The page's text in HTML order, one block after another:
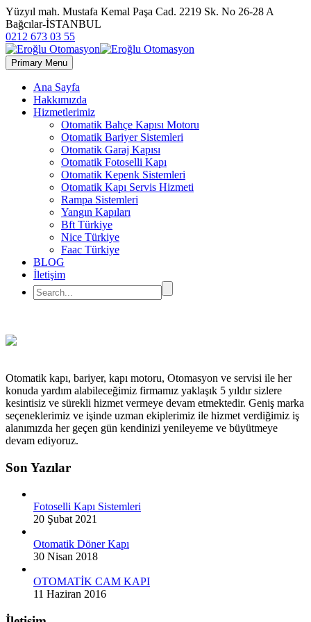
Yüzyıl mah. Mustafa Kemal Paşa Cad. 2219 Sk. No 26-28 A
Bağcılar-İSTANBUL
0212 673 03 55
Primary Menu
Ana Sayfa
Hakkımızda
Hizmetlerimiz
Otomatik Bahçe Kapısı Motoru
Otomatik Bariyer Sistemleri
Otomatik Garaj Kapısı
Otomatik Fotoselli Kapı
Otomatik Kepenk Sistemleri
Otomatik Kapı Servis Hizmeti
Rampa Sistemleri
Yangın Kapıları
Bft Türkiye
Nice Türkiye
Faac Türkiye
BLOG
İletişim
Otomatik kapı, bariyer, kapı motoru, Otomasyon ve servisi ile her
konuda yardım alabileceğimiz firmamız yaklaşık 5 yıldır sizlere
kesintisiz ve sürekli hizmet vermeye devam etmektedir. Geniş marka
seçeneklerimiz ve işinde uzman ekiplerimiz ile hizmet verdiğimiz iş
alanımızda her geçen gün kendinizi yenileyeme ve büyütmeye
devam ediyoruz.
Son Yazılar
Fotoselli Kapı Sistemleri
20 Şubat 2021
Otomatik Döner Kapı
30 Nisan 2018
OTOMATİK CAM KAPI
11 Haziran 2016